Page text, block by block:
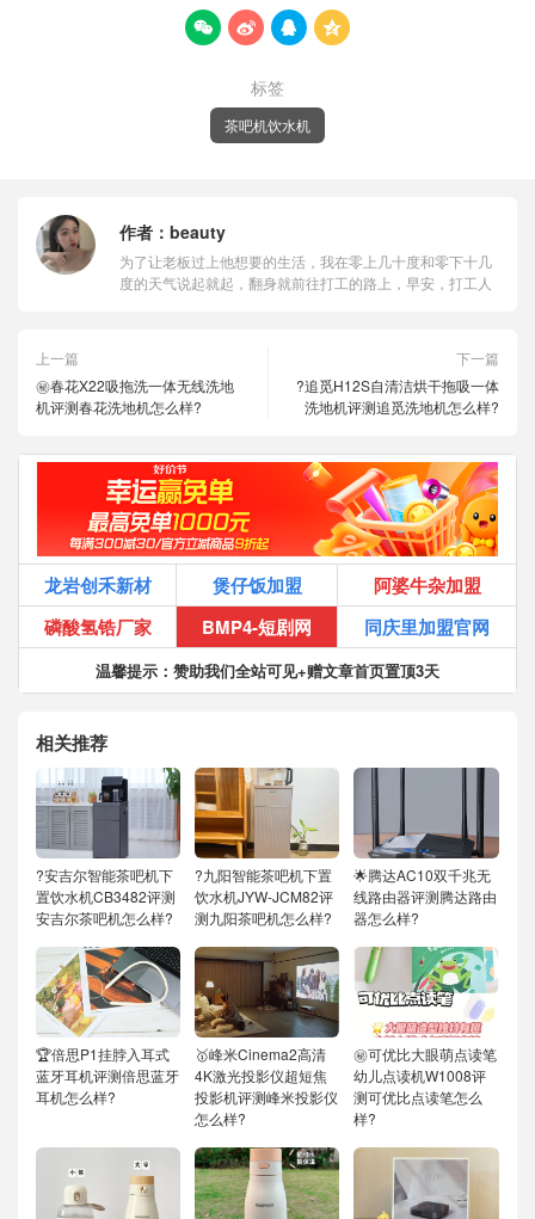
   
标签
茶吧机饮水机
作者： beauty
为了让老板过上他想要的生活，我在零上几十度和零下十几
度的天气说起就起，翻身就前往打工的路上，早安，打工人
上一篇
㊙️春花X22吸拖洗一体无线洗地
机评测春花洗地机怎么样?
下一篇
?追觅H12S自清洁烘干拖吸一体
洗地机评测追觅洗地机怎么样?
龙岩创禾新材 煲仔饭加盟
阿婆牛杂加盟
磷酸氢锆厂家
BMP4-短剧网 同庆里加盟官网
温馨提示：赞助我们全站可见+赠文章首页置顶3天
相关推荐
?安吉尔智能茶吧机下
置饮水机CB3482评测
安吉尔茶吧机怎么样?
?九阳智能茶吧机下置
饮水机JYW-JCM82评
测九阳茶吧机怎么样?
🌟腾达AC10双千兆无
线路由器评测腾达路由
器怎么样?
🏆倍思P1挂脖入耳式
蓝牙耳机评测倍思蓝牙
耳机怎么样?
🥇峰米Cinema2高清
4K激光投影仪超短焦
投影机评测峰米投影仪
怎么样?
㊙️可优比大眼萌点读笔
幼儿点读机W1008评
测可优比点读笔怎么
样?